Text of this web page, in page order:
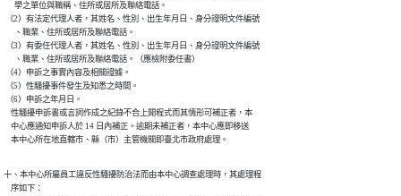
      學之單位與職稱、住所或居所及聯絡電話。
（2）有法定代理人者，其姓名、性別、出生年月日、身分證明文件編號
      、職業、住所或居所及聯絡電話。
（3）有委任代理人者，其姓名、性別、出生年月日、身分證明文件編號
      、職業、住所或居所及聯絡電話。（應檢附委任書）
（4）申訴之事實內容及相關證據。
（5）性騷擾事件發生及知悉之時間。
（6）申訴之年月日。
    性騷擾申訴書或言詞作成之紀錄不合上開程式而其情形可補正者，本
    中心應通知申訴人於 14 日內補正。逾期未補正者，本中心應即移送
    本中心所在地直轄市、縣（市）主管機關即臺北市政府處理。
十、本中心所屬員工違反性騷擾防治法而由本中心調查處理時，其處理程
    序如下：